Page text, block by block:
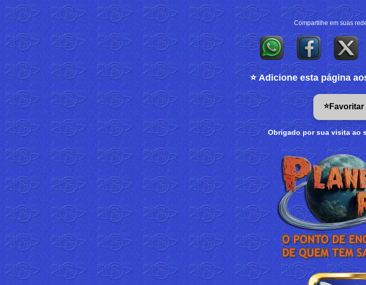
Compartilhe em suas
⭐ Adicione esta página
⭐Favoritar
Obrigado por sua visita ao